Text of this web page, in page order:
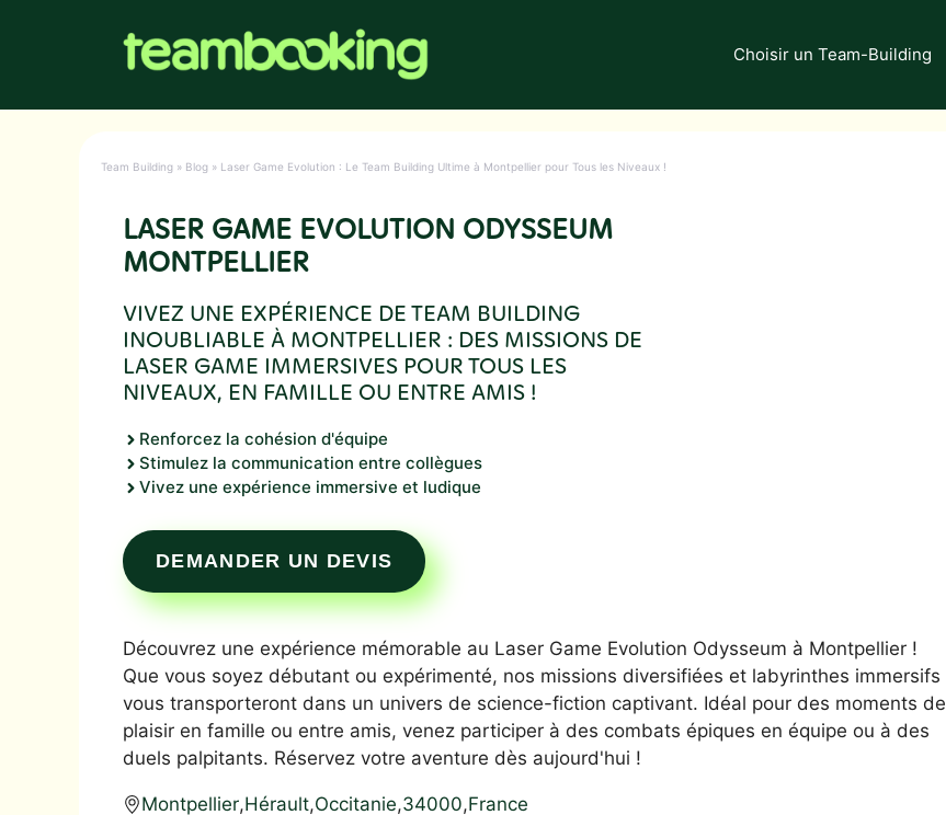
Choisir un Team-Building
Team Building » Blog » Laser Game Evolution : Le Team Building Ultime à Montpellier pour Tous les Niveaux !
LASER GAME EVOLUTION ODYSSEUM
MONTPELLIER
VIVEZ UNE EXPÉRIENCE DE TEAM BUILDING
INOUBLIABLE À MONTPELLIER : DES MISSIONS DE
LASER GAME IMMERSIVES POUR TOUS LES
NIVEAUX, EN FAMILLE OU ENTRE AMIS !
Renforcez la cohésion d'équipe
Stimulez la communication entre collègues
Vivez une expérience immersive et ludique
DEMANDER UN DEVIS
Découvrez une expérience mémorable au Laser Game Evolution Odysseum à Montpellier !
Que vous soyez débutant ou expérimenté, nos missions diversifiées et labyrinthes immersifs
vous transporteront dans un univers de science-fiction captivant. Idéal pour des moments de
plaisir en famille ou entre amis, venez participer à des combats épiques en équipe ou à des
duels palpitants. Réservez votre aventure dès aujourd'hui !
Montpellier,Hérault,Occitanie,34000,France